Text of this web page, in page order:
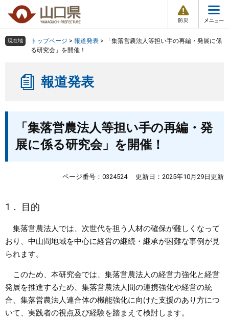
の
ー
情
報
メ
ュ
組織で探す
くらし・環境
まちづくり
県政情報
検索の仕方 組織で探す
現在地 トップページ > 報道発表 >
「集落営農法人等担い手の再編・発展に係
る研究会」を開催！
報道発表
「集落営農法人等担い手の再編・発
展に係る研究会」を開催！
ページ番号：0324524 更新日：2025年10月29日更新
1． 目的
集落営農法人では、次世代を担う人材の確保が難しくなって
おり、中山間地域を中心に経営の継続・継承が困難な事例が見
られます。
このため、本研究会では、集落営農法人の経営力強化と経営
発展を推進するため、集落営農法人間の連携強化や経営の統
合、集落営農法人連合体の機能強化に向けた支援のあり方につ
いて、実践者の視点及び経験を踏まえて検討します。